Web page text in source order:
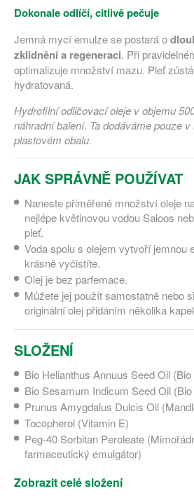
Dokonale odlíčí, citlivě pečuje
Jemná mycí emulze se postará o
zklidnění a regeneraci. Při
optimalizuje množství mazu. Pleť
hydratovaná.
Hydrofilní odličovací oleje v objemu
náhradní balení. Ta dodáváme pouze
plastovém obalu.
JAK SPRÁVNĚ POUŽÍVAT
Naneste přiměřené množství oleje
nejlépe květinovou vodou Saloos
pleť.
Voda spolu s olejem vytvoří jemnou
krásně vyčistíte.
Olej je bez parfemace.
Můžete jej použít samostatně nebo
originální olej přidáním několika
SLOŽENÍ
Bio Helianthus Annuus Seed Oil
Bio Sesamum Indicum Seed Oil
Prunus Amygdalus Dulcis Oil
Tocopherol (Vitamin E)
Peg-40 Sorbitan Peroleate
farmaceutický emulgátor)
Zobrazit celé složení